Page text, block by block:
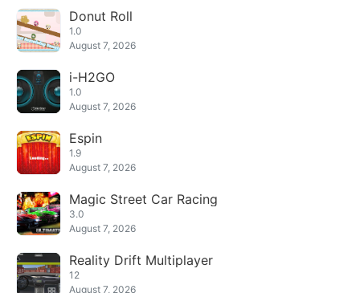
Donut Roll
1.0
August 7, 2026
i-H2GO
1.0
August 7, 2026
Espin
1.9
August 7, 2026
Magic Street Car Racing
3.0
August 7, 2026
Reality Drift Multiplayer
12
August 7, 2026